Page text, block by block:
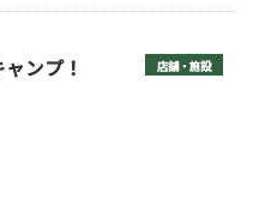
ンプ！ 店舗・施設